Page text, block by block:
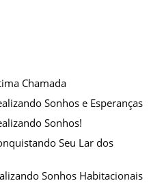
Chamada
Sonhos e Esperanças
Sonhos!
Seu Lar dos
Sonhos Habitacionais